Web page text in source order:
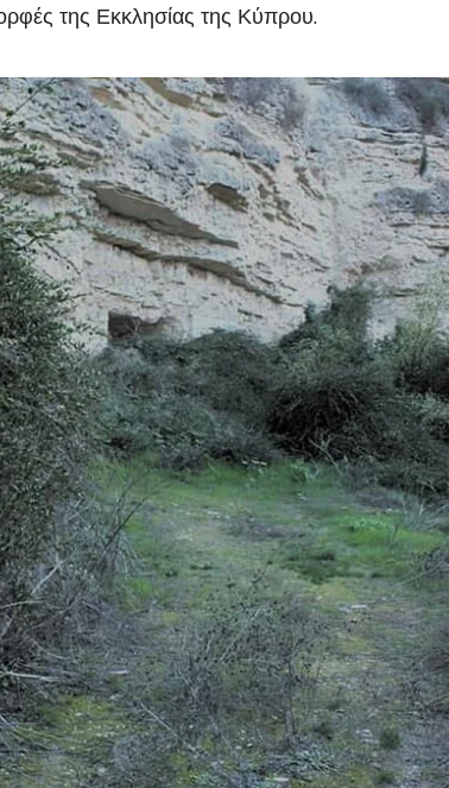
της Εκκλησίας της Κύπρου.